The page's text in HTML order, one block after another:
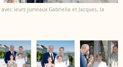
leurs jumeaux Gabriella et Jacques, la